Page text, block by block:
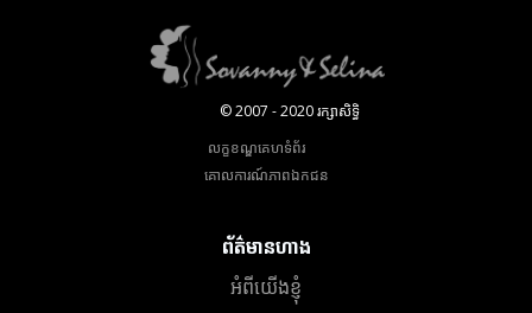
© 2007 - 2020 រក្សាសិទ្ធិ
លក្ខខណ្ឌគេហទំព័រ
គោលការណ៍​ភាព​ឯកជន
ព័ត៌មានហាង
អំពីយើងខ្ញុំ